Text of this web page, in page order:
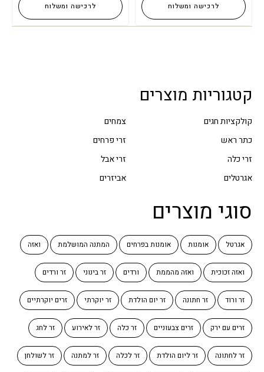
קטגוריות מוצרים
קולקציות חגים
צמחים
כתר ראש
זרי פרחים
זרי כלה
זרי אבל
אגרטלים
אביזרים
סוגי מוצרים
אגרטל אומנות אומנות בפרחים המתנה המושלמת ואזה
ואזה זכוכית ואזה מהממת ורדים זר בינוני זר ורדים
זר ורוד זר חתונה זר יום הולדת זר יוקרתי זרים יוקרתיים
זרים עם ירק זרים צבעוניים זר כלה זר לאירוע זר לחג
זר לחתונה זר ליום הולדת זר לכלה זר למתנה זר לשולחן
לרכישה ומשלוח לרכישה ומשלוח